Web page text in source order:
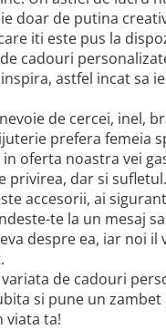
doar de putina
iti este pus la
cadouri
astfel incat sa
de cercei, inel,
prefera femeia
oferta noastra vei
privirea, dar si
accesorii, ai
te la un mesaj
despre ea, iar noi
de cadouri
si pune un zambet
viata ta!